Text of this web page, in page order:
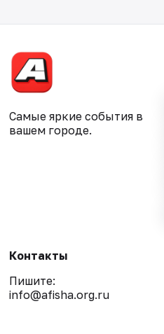
Самые яркие события в
вашем городе.
Контакты
Пишите:
info@afisha.org.ru